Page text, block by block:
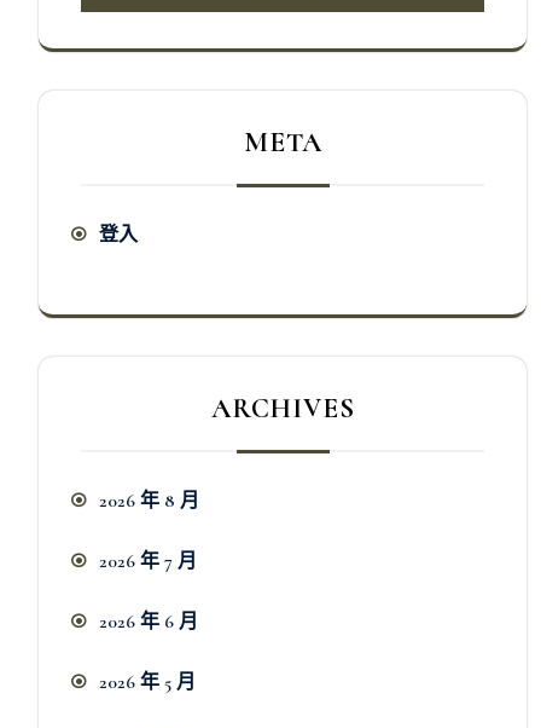
META
登入
ARCHIVES
2026 年 8 月
2026 年 7 月
2026 年 6 月
2026 年 5 月